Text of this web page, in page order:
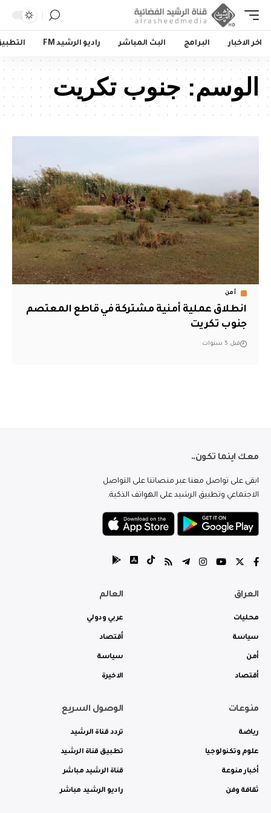
اخر الاخبار البرامج البث المباشر راديو الرشيد FM
الوسم:جنوب تكريت
أمن
انطلاق عملية أمنية مشتركة في قاطع المعتصم
جنوب تكريت
قبل 5 سنوات
معك اينما تكون..
ابقى على تواصل معنا عبر منصاتنا على التواصل
الاجتماعي وتطبيق الرشيد على الهواتف الذكية.
العراق
محليات
سياسة
أمن
أقتصاد
العالم
عربي ودولي
أقتصاد
سياسة
الاخيرة
منوعات
رياضة
علوم وتكنولوجيا
أخبار منوعة
ثقافة وفن
الوصول السريع
تردد قناة الرشيد
تطبيق قناة الرشيد
قناة الرشيد مباشر
راديو الرشيد مباشر